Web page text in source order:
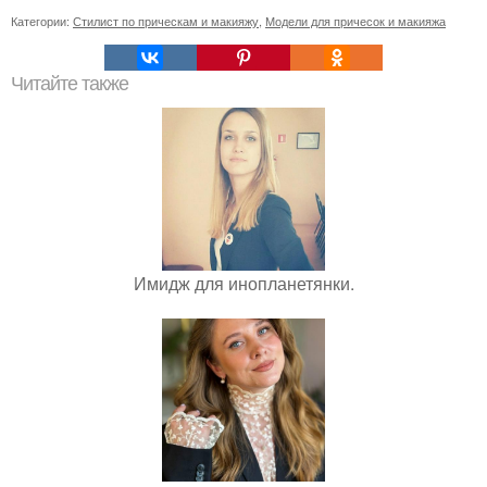
Категории: Стилист по прическам и макияжу, Модели для причесок и макияжа
Читайте также
Имидж для инопланетянки.